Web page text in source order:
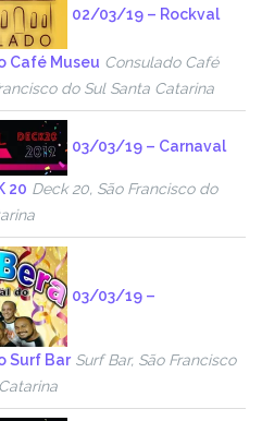
02/03/19 – Rockval
Café Museu Consulado Café
do Sul Santa Catarina
03/03/19 – Carnaval
20 Deck 20, São Francisco do
03/03/19 –
Surf Bar Surf Bar, São Francisco